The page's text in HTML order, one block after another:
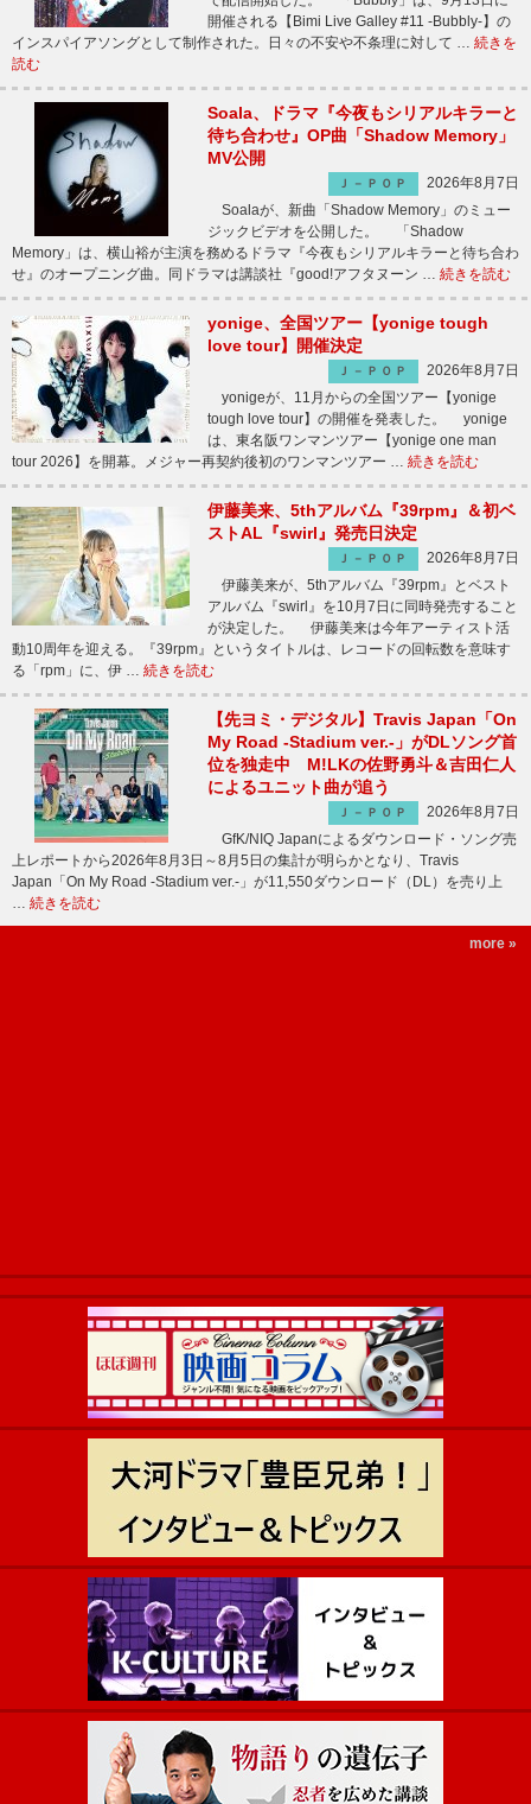
開催される【Bimi Live Galley #11 -Bubbly-】の
インスパイアソングとして制作された。日々の不安や不条理に対して … 続きを
読む
Soala、ドラマ『今夜もシリアルキラーと
待ち合わせ』OP曲「Shadow Memory」
MV公開
Ｊ－ＰＯＰ
2026年8月7日
Soalaが、新曲「Shadow Memory」のミュー
ジックビデオを公開した。 「Shadow
Memory」は、横山裕が主演を務めるドラマ『今夜もシリアルキラーと待ち合わ
せ』のオープニング曲。同ドラマは講談社『good!アフタヌーン … 続きを読む
yonige、全国ツアー【yonige tough
love tour】開催決定
Ｊ－ＰＯＰ
2026年8月7日
yonigeが、11月からの全国ツアー【yonige
tough love tour】の開催を発表した。 yonige
は、東名阪ワンマンツアー【yonige one man
tour 2026】を開幕。メジャー再契約後初のワンマンツアー … 続きを読む
伊藤美来、5thアルバム『39rpm』＆初ベ
ストAL『swirl』発売日決定
Ｊ－ＰＯＰ
2026年8月7日
伊藤美来が、5thアルバム『39rpm』とベスト
アルバム『swirl』を10月7日に同時発売すること
が決定した。 伊藤美来は今年アーティスト活
動10周年を迎える。『39rpm』というタイトルは、レコードの回転数を意味す
る「rpm」に、伊 … 続きを読む
【先ヨミ・デジタル】Travis Japan「On
My Road -Stadium ver.-」がDLソング首
位を独走中 M!LKの佐野勇斗＆吉田仁人
によるユニット曲が追う
Ｊ－ＰＯＰ
2026年8月7日
GfK/NIQ Japanによるダウンロード・ソング売
上レポートから2026年8月3日～8月5日の集計が明らかとなり、Travis
Japan「On My Road -Stadium ver.-」が11,550ダウンロード（DL）を売り上
… 続きを読む
more »